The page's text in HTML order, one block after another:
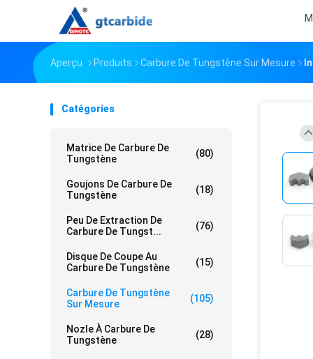
Aperçu Produits Carbure De Tungstène Sur Mesure
Catégories
Matrice De Carbure De
Tungstène
(80)
Goujons De Carbure De
Tungstène
(18)
Peu De Extraction De
Carbure De Tungst...
(76)
Disque De Coupe Au
Carbure De Tungstène
(15)
Carbure De Tungstène
Sur Mesure
(105)
Nozle À Carbure De
Tungstène
(28)